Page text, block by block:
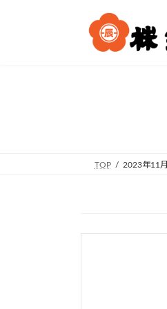
TOP 2023年11月